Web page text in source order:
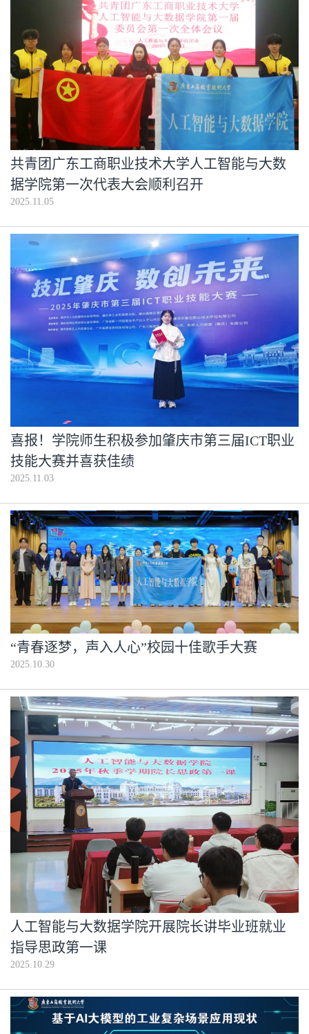
共青团广东工商职业技术大学人工智能与大数
据学院第一次代表大会顺利召开
2025.11.05
喜报！学院师生积极参加肇庆市第三届ICT职业
技能大赛并喜获佳绩
2025.11.03
“青春逐梦，声入人心”校园十佳歌手大赛
2025.10.30
人工智能与大数据学院开展院长讲毕业班就业
指导思政第一课
2025.10.29